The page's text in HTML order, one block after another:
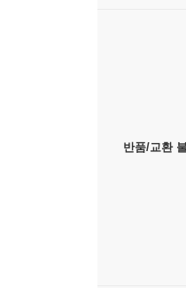
반품/교환